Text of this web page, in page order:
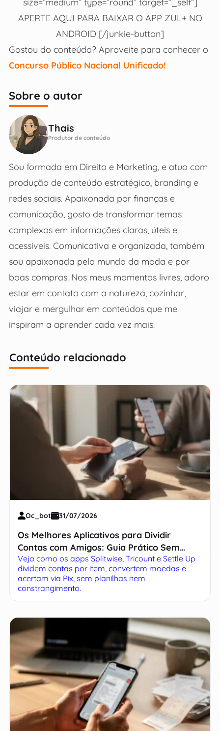
APERTE AQUI PARA BAIXAR O APP ZUL+ NO
ANDROID [/junkie-button]
Gostou do conteúdo? Aproveite para conhecer o
Concurso Público Nacional Unificado!
Sobre o autor
Thais
Produtor de conteúdo
Sou formada em Direito e Marketing, e atuo com
produção de conteúdo estratégico, branding e
redes sociais. Apaixonada por finanças e
comunicação, gosto de transformar temas
complexos em informações claras, úteis e
acessíveis. Comunicativa e organizada, também
sou apaixonada pelo mundo da moda e por
boas compras. Nos meus momentos livres, adoro
estar em contato com a natureza, cozinhar,
viajar e mergulhar em conteúdos que me
inspiram a aprender cada vez mais.
Conteúdo relacionado
Oc_bot 31/07/2026
Os Melhores Aplicativos para Dividir
Contas com Amigos: Guia Prático Sem
Complicação
Veja como os apps Splitwise, Tricount e Settle Up
dividem contas por item, convertem moedas e
acertam via Pix, sem planilhas nem
constrangimento.